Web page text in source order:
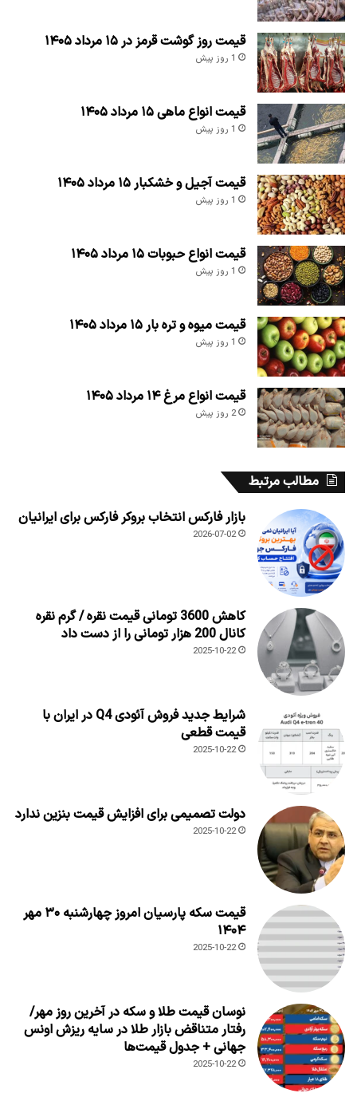
قیمت روز گوشت قرمز در ۱۵ مرداد ۱۴۰۵
1 روز پیش
قیمت انواع ماهی ۱۵ مرداد ۱۴۰۵
1 روز پیش
قیمت آجیل و خشکبار ۱۵ مرداد ۱۴۰۵
1 روز پیش
قیمت انواع حبوبات ۱۵ مرداد ۱۴۰۵
1 روز پیش
قیمت میوه و تره بار ۱۵ مرداد ۱۴۰۵
1 روز پیش
قیمت انواع مرغ ۱۴ مرداد ۱۴۰۵
2 روز پیش
مطالب مرتبط
بازار فارکس انتخاب بروکر فارکس برای ایرانیان
2026-07-02
کاهش 3600 تومانی قیمت نقره / گرم نقره
کانال 200 هزار تومانی را از دست داد
2025-10-22
شرایط جدید فروش آئودی Q4 در ایران با
قیمت قطعی
2025-10-22
دولت تصمیمی برای افزایش قیمت بنزین ندارد
2025-10-22
قیمت سکه پارسیان امروز چهارشنبه ۳۰ مهر
۱۴۰۴
2025-10-22
نوسان قیمت طلا و سکه در آخرین روز مهر/
رفتار متناقض بازار طلا در سایه ریزش اونس
جهانی + جدول قیمت‌ها
2025-10-22